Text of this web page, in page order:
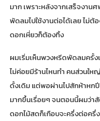
มาก เพราะหลังจากเสร็จงา
พัดลมไปใช้งานต่อได้เลย ไม่
ดอกเหี่ยวก็ต้องทิ้ง
ผมเริ่มเห็นพวงหรีดพัดลมครั้
ไม่ค่อยมีร้านไหนทำ คนส่วนใ
ดั้งเดิม แต่พอผ่านไปสักห้าหก
มากขึ้นเรื่อยๆ จนตอนนี้ผมว่
ดอกไม้สดก็เกือบจะครึ่งต่อครึ่